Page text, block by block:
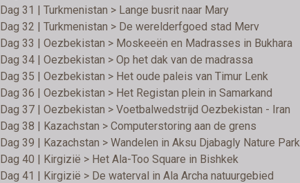
Dag 31 | Turkmenistan > Lange busrit naar Mary
Dag 32 | Turkmenistan > De werelderfgoed stad Merv
Dag 33 | Oezbekistan > Moskeeën en Madrasses in Bukhara
Dag 34 | Oezbekistan > Op het dak van de madrassa
Dag 35 | Oezbekistan > Het oude paleis van Timur Lenk
Dag 36 | Oezbekistan > Het Registan plein in Samarkand
Dag 37 | Oezbekistan > Voetbalwedstrijd Oezbekistan - Iran
Dag 38 | Kazachstan > Computerstoring aan de grens
Dag 39 | Kazachstan > Wandelen in Aksu Djabagly Nature Park
Dag 40 | Kirgizië > Het Ala-Too Square in Bishkek
Dag 41 | Kirgizië > De waterval in Ala Archa natuurgebied